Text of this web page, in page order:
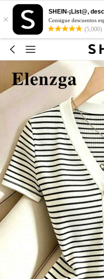
×
SHEIN-¡List@,
Consigue descuentos
(5,000)